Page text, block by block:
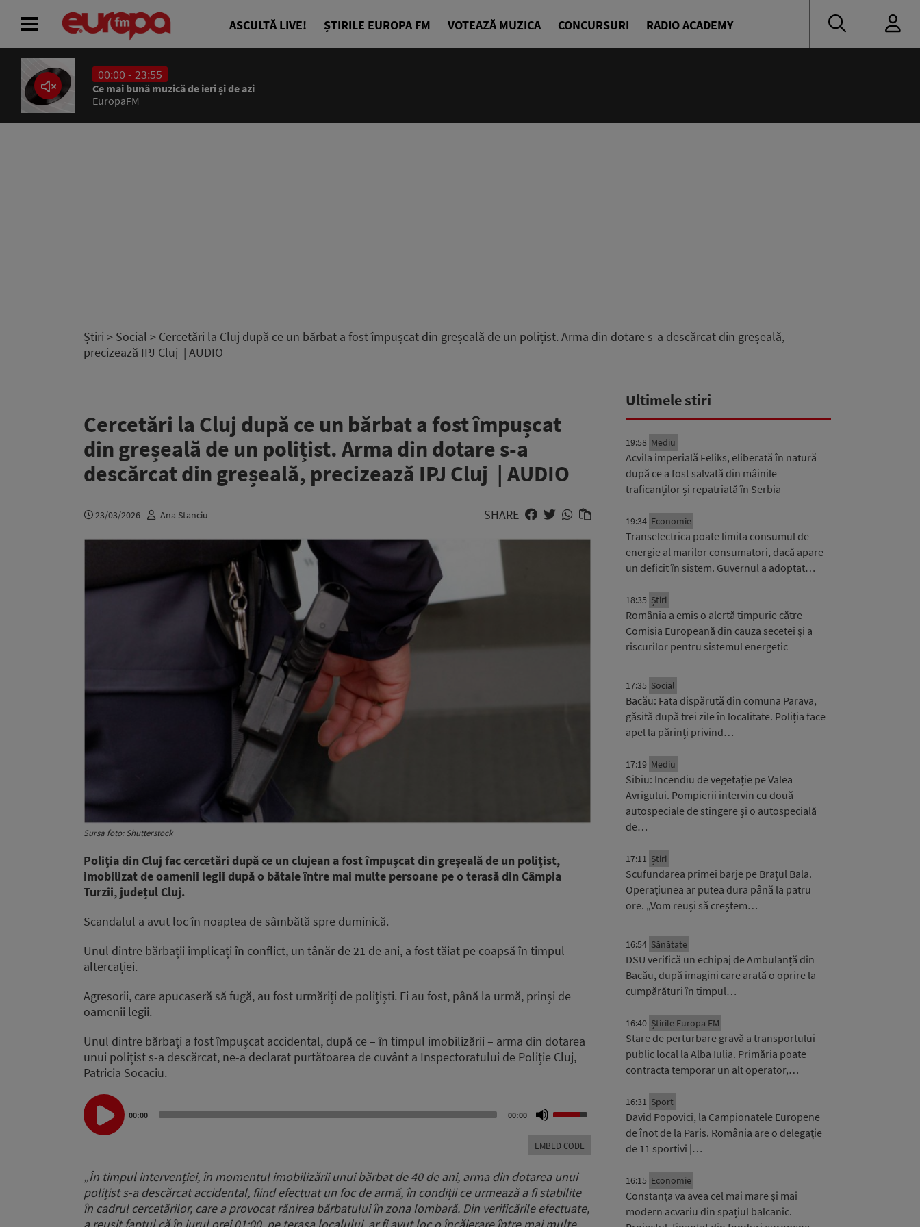
ASCULTĂ LIVE! ȘTIRILE EUROPA FM VOTEAZĂ MUZICA CONCURSURI RADIO ACADEMY
00:00 - 23:55
Ce mai bună muzică de ieri și de azi
EuropaFM
Știri > Social > Cercetări la Cluj după ce un bărbat a fost împușcat din greșeală de un polițist. Arma din dotare s-a descărcat din greșeală,
precizează IPJ Cluj | AUDIO
Cercetări la Cluj după ce un bărbat a fost împușcat
din greșeală de un polițist. Arma din dotare s-a
descărcat din greșeală, precizează IPJ Cluj | AUDIO
23/03/2026 Ana Stanciu SHARE
Sursa foto: Shutterstock
Poliția din Cluj fac cercetări după ce un clujean a fost împușcat din greșeală de un polițist,
imobilizat de oamenii legii după o bătaie între mai multe persoane pe o terasă din Câmpia
Turzii, județul Cluj.
Scandalul a avut loc în noaptea de sâmbătă spre duminică.
Unul dintre bărbații implicați în conflict, un tânăr de 21 de ani, a fost tăiat pe coapsă în timpul
altercației.
Agresorii, care apucaseră să fugă, au fost urmăriți de polițiști. Ei au fost, până la urmă, prinși de
oamenii legii.
Unul dintre bărbați a fost împușcat accidental, după ce – în timpul imobilizării – arma din dotarea
unui polițist s-a descărcat, ne-a declarat purtătoarea de cuvânt a Inspectoratului de Poliție Cluj,
Patricia Socaciu.
Audio
Player
00:00 00:00
Up/Down
keys
increase
or
decrease
volume.
EMBED CODE
„În timpul intervenției, în momentul imobilizării unui bărbat de 40 de ani, arma din dotarea unui
polițist s-a descărcat accidental, fiind efectuat un foc de armă, în condiții ce urmează a fi stabilite
în cadrul cercetărilor, care a provocat rănirea bărbatului în zona lombară. Din verificările efectuate,
a reușit faptul că în jurul orei 01:00, pe terasa localului, ar fi avut loc o încăierare între mai multe
Ultimele stiri
19:58 Mediu
Acvila imperială Feliks, eliberată în natură
după ce a fost salvată din mâinile
traficanților și repatriată în Serbia
19:34 Economie
Transelectrica poate limita consumul de
energie al marilor consumatori, dacă apare
un deficit în sistem. Guvernul a adoptat…
18:35 Știri
România a emis o alertă timpurie către
Comisia Europeană din cauza secetei și a
riscurilor pentru sistemul energetic
17:35 Social
Bacău: Fata dispărută din comuna Parava,
găsită după trei zile în localitate. Poliția face
apel la părinți privind…
17:19 Mediu
Sibiu: Incendiu de vegetație pe Valea
Avrigului. Pompierii intervin cu două
autospeciale de stingere și o autospecială
de…
17:11 Știri
Scufundarea primei barje pe Brațul Bala.
Operațiunea ar putea dura până la patru
ore. „Vom reuși să creștem…
16:54 Sănătate
DSU verifică un echipaj de Ambulanță din
Bacău, după imagini care arată o oprire la
cumpărături în timpul…
16:40 Știrile Europa FM
Stare de perturbare gravă a transportului
public local la Alba Iulia. Primăria poate
contracta temporar un alt operator,…
16:31 Sport
David Popovici, la Campionatele Europene
de înot de la Paris. România are o delegație
de 11 sportivi |…
16:15 Economie
Constanța va avea cel mai mare și mai
modern acvariu din spațiul balcanic.
ACASĂ
ȘTIRI